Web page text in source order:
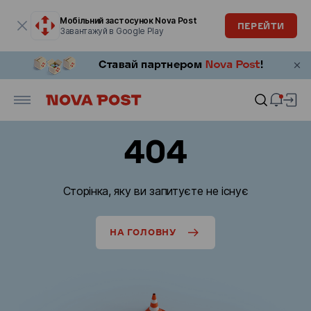
Мобільний застосунок Nova Post
Завантажуй в Google Play
ПЕРЕЙТИ
404
Сторінка, яку ви запитуєте не існує
НА ГОЛОВНУ